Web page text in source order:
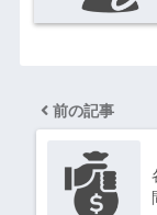
前の記事